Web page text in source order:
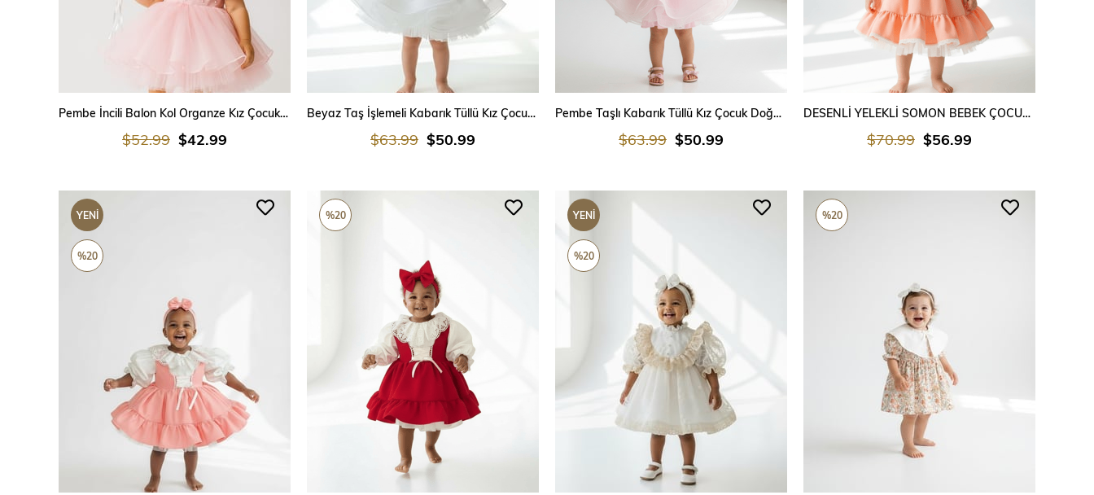
SEPETE EKLE
Pembe İncili Balon Kol Organze Kız Çocuk Doğum Günü Elbise
$42.99
$52.99
SEPETE EKLE
Beyaz Taş İşlemeli Kabarık Tüllü Kız Çocuk Doğum Günü Elbisesi
$50.99
$63.99
SEPETE EKLE
Pembe Taşlı Kabarık Tüllü Kız Çocuk Doğum Günü Elbisesi – Prenses Model
$50.99
$63.99
SEPETE EKLE
DESENLİ YELEKLİ SOMON BEBEK ÇOCUK ELBİSE
$56.99
$70.99
YENI
ÜRÜN
%20
%20 YENI
ÜRÜN
%20
%20